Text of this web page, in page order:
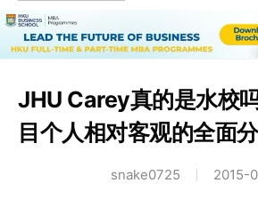
JHU Carey真的是水校
目个人相对客观的全面
snake0725 2015-